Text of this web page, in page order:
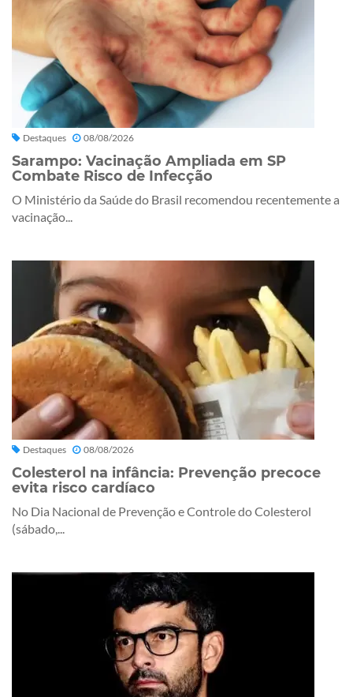
Destaques 08/08/2026
Sarampo: Vacinação Ampliada em SP
Combate Risco de Infecção
O Ministério da Saúde do Brasil recomendou recentemente a
vacinação...
Destaques 08/08/2026
Colesterol na infância: Prevenção precoce
evita risco cardíaco
No Dia Nacional de Prevenção e Controle do Colesterol
(sábado,...